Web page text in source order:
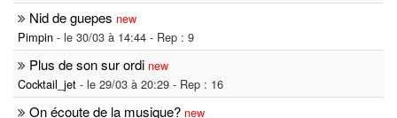
Nid de guepes new
Pimpin - le 30/03 à 14:44 - Rep : 9
Plus de son sur ordi new
Cocktail_jet - le 29/03 à 20:29 - Rep : 16
On écoute de la musique? new